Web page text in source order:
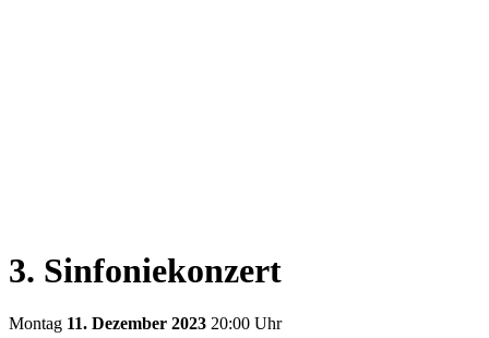
3. Sinfoniekonzert
Montag 11. Dezember 2023 20:00 Uhr